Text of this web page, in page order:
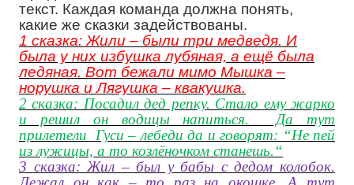
текст. Каждая команда должна понять,
какие же сказки задействованы.
1 сказка: Жили – были три медведя. И
была у них избушка лубяная, а ещё была
ледяная. Вот бежали мимо Мышка –
норушка и Лягушка – квакушка.
2 сказка: Посадил дед репку. Стало ему жарко
и решил он водицы напиться. Да тут
прилетели Гуси – лебеди да и говорят: “Не пей
из лужицы, а то козлёночком станешь.“
3 сказка: Жил – был у бабы с дедом колобок.